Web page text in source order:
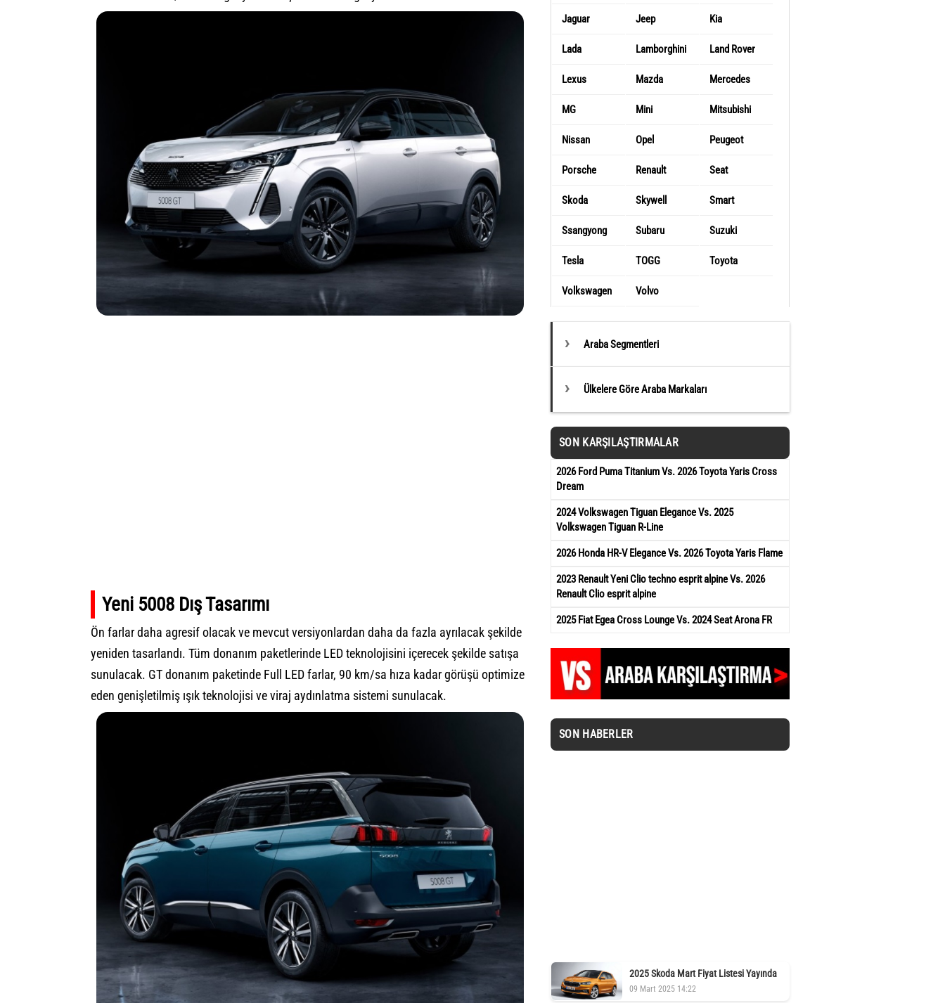
Yeni 5008 Dış Tasarımı
Ön farlar daha agresif olacak ve mevcut versiyonlardan daha da fazla ayrılacak şekilde
yeniden tasarlandı. Tüm donanım paketlerinde LED teknolojisini içerecek şekilde satışa
sunulacak. GT donanım paketinde Full LED farlar, 90 km/sa hıza kadar görüşü optimize
eden genişletilmiş ışık teknolojisi ve viraj aydınlatma sistemi sunulacak.
Jaguar Jeep Kia
Lada Lamborghini Land Rover
Lexus Mazda Mercedes
MG Mini Mitsubishi
Nissan Opel Peugeot
Porsche Renault Seat
Skoda Skywell Smart
Ssangyong Subaru Suzuki
Tesla TOGG Toyota
Volkswagen Volvo
Araba Segmentleri
Ülkelere Göre Araba Markaları
SON KARŞILAŞTIRMALAR
2026 Ford Puma Titanium Vs. 2026 Toyota Yaris Cross
Dream
2024 Volkswagen Tiguan Elegance Vs. 2025
Volkswagen Tiguan R-Line
2026 Honda HR-V Elegance Vs. 2026 Toyota Yaris Flame
2023 Renault Yeni Clio techno esprit alpine Vs. 2026
Renault Clio esprit alpine
2025 Fiat Egea Cross Lounge Vs. 2024 Seat Arona FR
SON HABERLER
2025 Skoda Mart Fiyat Listesi Yayında
09 Mart 2025 14:22